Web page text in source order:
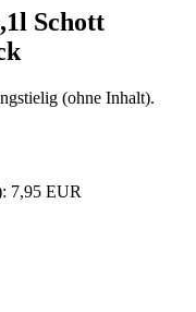
Schott
(ohne Inhalt).
7,95 EUR